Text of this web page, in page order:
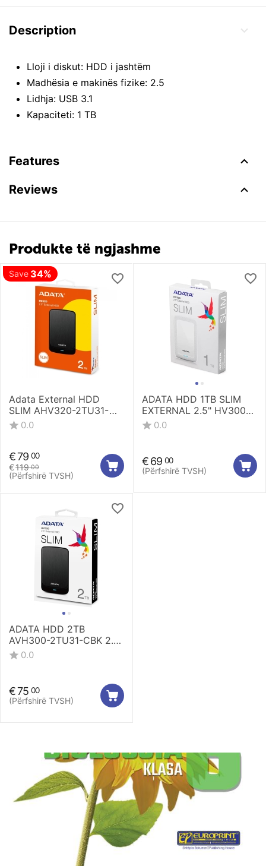
Description
Lloji i diskut: HDD i jashtëm
Madhësia e makinës fizike: 2.5
Lidhja: USB 3.1
Kapaciteti: 1 TB
Features
Reviews
Produkte të ngjashme
Save 34%
Adata External HDD
SLIM AHV320-2TU31-
CBK0.0
€119 00
€79 00
(Përfshirë TVSH)
ADATA HDD 1TB SLIM
EXTERNAL 2.5" HV300
AHV300-1TU31-CWH
0.0
€69 00
(Përfshirë TVSH)
ADATA HDD 2TB
AVH300-2TU31-CBK 2.5"
EXTERNAL SLIM
0.0
€75 00
(Përfshirë TVSH)